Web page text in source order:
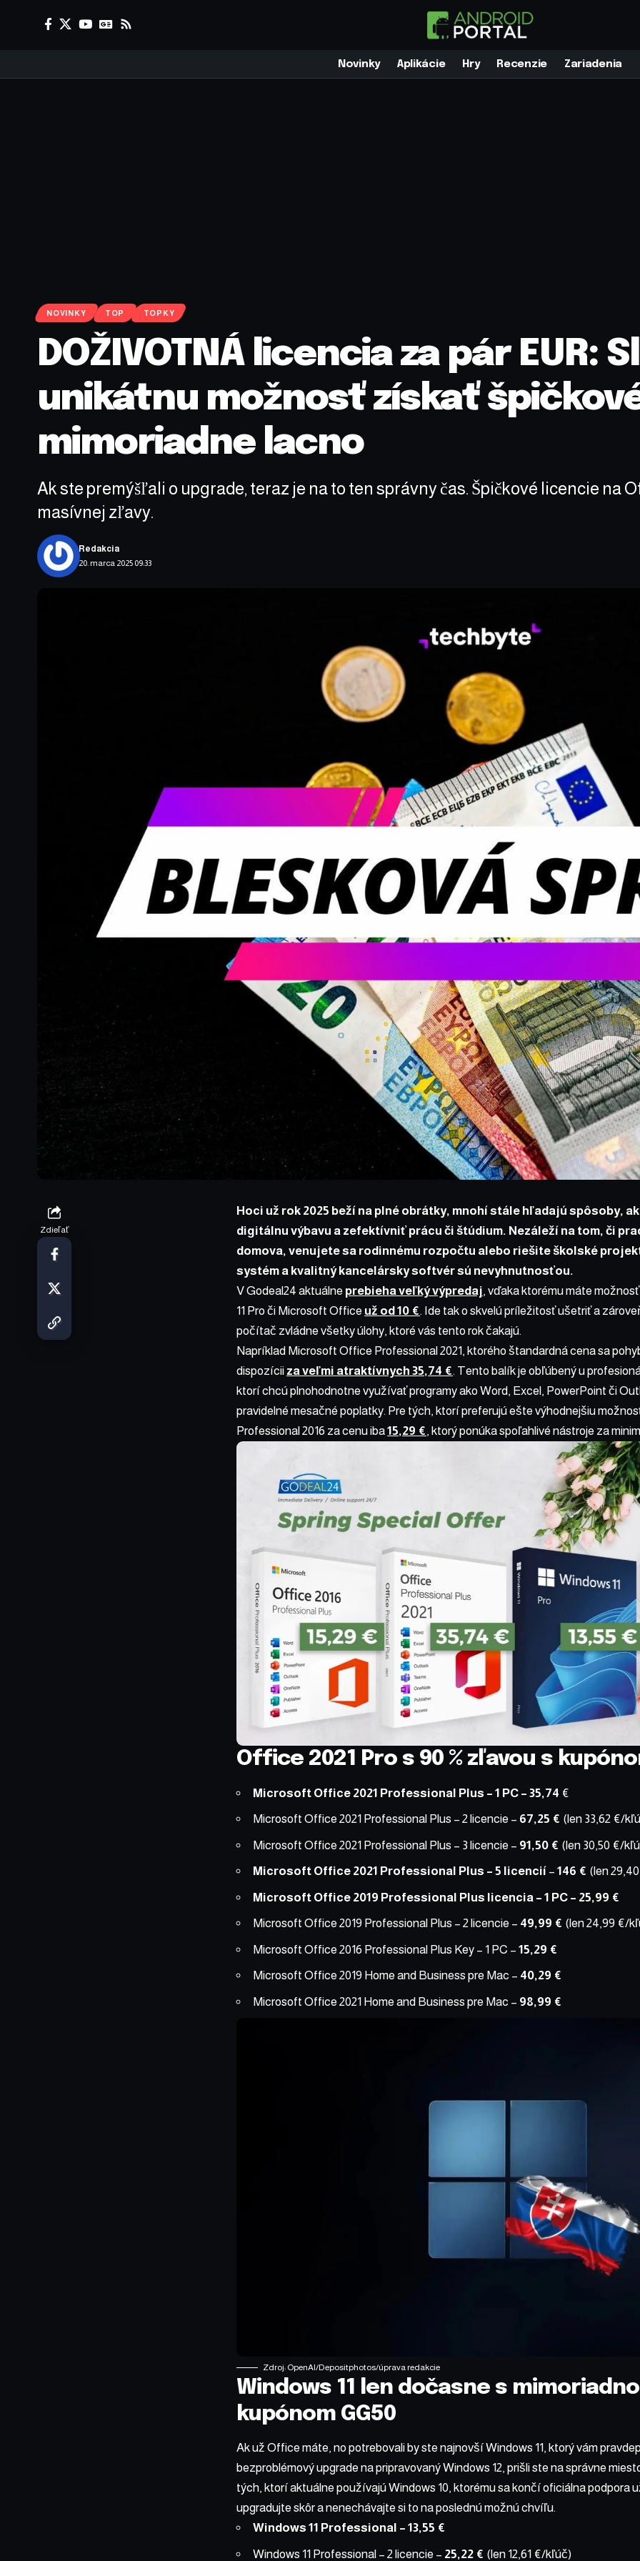
Novinky Aplikácie Hry Recenzie Zariadenia
NOVINKY TOP TOPKY
DOŽIVOTNÁ licencia za pár EUR:
unikátnu možnosť získať
mimoriadne lacno
Ak ste premýšľali o upgrade, teraz je na to ten správny čas. Špičkové licencie na
masívnej zľavy.
20. marca 2025 09:33
Redakcia
Zdieľať
Hoci už rok 2025 beží na plné obrátky, mnohí stále hľadajú spôsoby,
digitálnu výbavu a zefektívniť prácu či štúdium. Nezáleží na tom, či
domova, venujete sa rodinnému rozpočtu alebo riešite školské
systém a kvalitný kancelársky softvér sú nevyhnutnosťou.
V Godeal24 aktuálne prebieha veľký výpredaj, vďaka ktorému máte
11 Pro či Microsoft Office už od 10 €. Ide tak o skvelú príležitosť ušetriť a
počítač zvládne všetky úlohy, ktoré vás tento rok čakajú.
Napríklad Microsoft Office Professional 2021, ktorého štandardná cena sa
dispozícii za veľmi atraktívnych 35,74 €. Tento balík je obľúbený u
ktorí chcú plnohodnotne využívať programy ako Word, Excel, PowerPoint či
pravidelné mesačné poplatky. Pre tých, ktorí preferujú ešte výhodnejšiu
Professional 2016 za cenu iba15,29 €, ktorý ponúka spoľahlivé nástroje za
Office 2021 Pro s 90 % zľavou s
Microsoft Office 2021 Professional Plus – 1 PC – 35,74 €
Microsoft Office 2021 Professional Plus – 2 licencie – 67,25 € (len 33,62 €/
Microsoft Office 2021 Professional Plus – 3 licencie – 91,50 € (len 30,50 €/
Microsoft Office 2021 Professional Plus – 5 licencií – 146 € (len
Microsoft Office 2019 Professional Plus licencia – 1 PC – 25,99 €
Microsoft Office 2019 Professional Plus – 2 licencie – 49,99 € (len 24,99 €/
Microsoft Office 2016 Professional Plus Key – 1 PC – 15,29 €
Microsoft Office 2019 Home and Business pre Mac – 40,29 €
Microsoft Office 2021 Home and Business pre Mac – 98,99 €
Zdroj: OpenAI/Depositphotos/úprava redakcie
Windows 11 len dočasne s
kupónom GG50
Ak už Office máte, no potrebovali by ste najnovší Windows 11, ktorý vám
bezproblémový upgrade na pripravovaný Windows 12, prišli ste na správne
tých, ktorí aktuálne používajú Windows 10, ktorému sa končí oficiálna podpora
upgradujte skôr a nenechávajte si to na poslednú možnú chvíľu.
Windows 11 Professional – 13,55 €
Windows 11 Professional – 2 licencie – 25,22 € (len 12,61 €/kľúč)